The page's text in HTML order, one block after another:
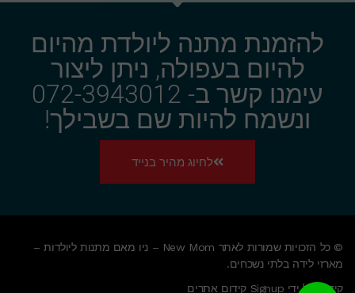
להזמנת מתנה ליולדת מהיום
להיום בעפולה, ניתן ליצור
עימנו קשר ב- 072-3943012
ונשמח להיות שם בשבילך!
לחיוג מהיר בנייד
© כל הזכויות שמורות לאתר New Mom – ניו מאם מתנות ליולדות –
מארזי לידה בלתי נשכחים.
קידום על ידי Signup קידום אתרים